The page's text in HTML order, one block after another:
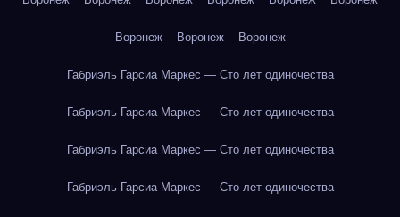
Воронеж Воронеж Воронеж
Габриэль Гарсиа Маркес — Сто лет одиночества
Габриэль Гарсиа Маркес — Сто лет одиночества
Габриэль Гарсиа Маркес — Сто лет одиночества
Габриэль Гарсиа Маркес — Сто лет одиночества